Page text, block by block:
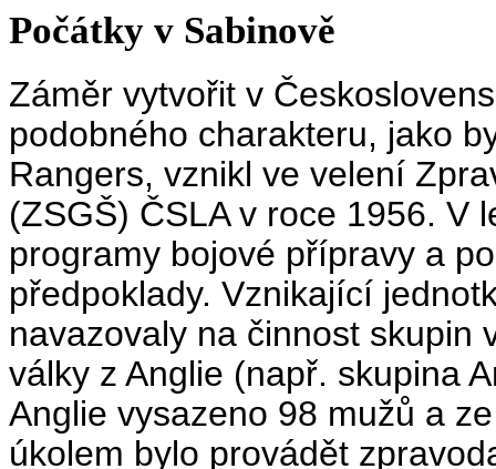
Počátky v Sabinově
Záměr vytvořit v
podobného charakteru, jako
Rangers, vznikl ve velení
(ZSGŠ) ČSLA v roce 1956. V
programy bojové přípravy a
předpoklady. Vznikající
navazovaly na činnost skupin
války z Anglie (např. skupina
Anglie vysazeno 98 mužů a
úkolem bylo provádět